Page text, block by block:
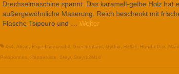
Drechselmaschine spannt. Das karamell-gelbe Holz hat
außergewöhnliche Maserung. Reich beschenkt mit
Flasche Tsipouro und … Weiter
4x4 Allrad Expeditionsmobil Griechenland Gythio Hellas, Honda Dax Mani
Peloponnes, Rappelkiste Steyr, Steyr12M18